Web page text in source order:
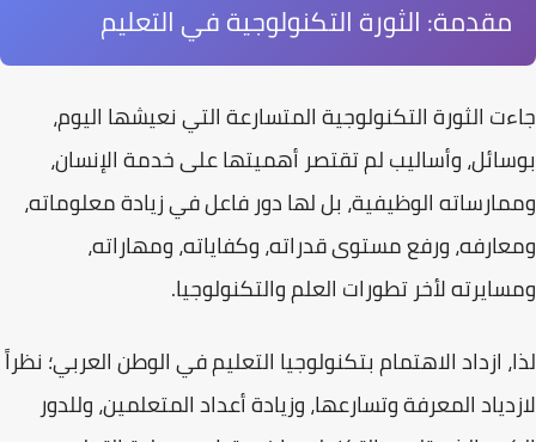
مقدمة: الثورة التكنولوجية في التعليم
جاءت الثورة التكنولوجية المتسارعة التي نعيشها اليوم،
بوسائل، وأساليب لم تقتصر أهميتها على خدمة الإنسان،
وممارساته الوظيفية، بل لها دور فاعل في زيادة معلوماته،
ومعارفه، ورفع مستوى قدراته، وكفاياته، ومهاراته،
ومسايرته لأخر تطورات العلم والتكنولوجيا.
لذا، ازداد الاهتمامبتكنولوجيا التعليم في الوطن العربي؛ نظراً
لازدياد المعرفة وتسارعها، وزيادة أعداد المتعلمين، وللدور